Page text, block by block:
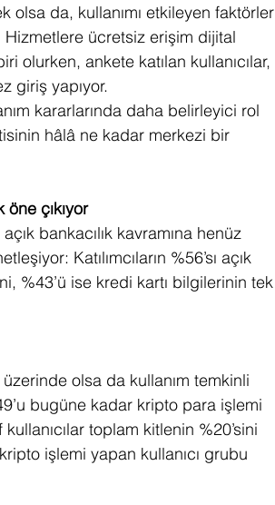
olsa da, kullanımı etkileyen faktörler
Hizmetlere ücretsiz erişim dijital
olurken, ankete katılan kullanıcılar,
giriş yapıyor.
kararlarında daha belirleyici rol
hâlâ ne kadar merkezi bir
çıkıyor
bankacılık kavramına henüz
Katılımcıların %56’sı açık
%43’ü ise kredi kartı bilgilerinin tek
olsa da kullanım temkinli
bugüne kadar kripto para işlemi
toplam kitlenin %20’sini
işlemi yapan kullanıcı grubu